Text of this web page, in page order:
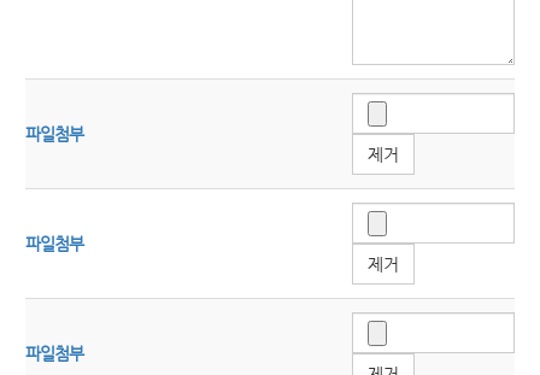
파일첨부
제거
파일첨부
제거
파일첨부